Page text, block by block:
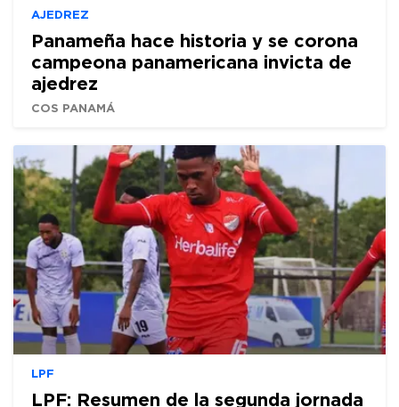
AJEDREZ
Panameña hace historia y se corona
campeona panamericana invicta de
ajedrez
COS PANAMÁ
LPF
LPF: Resumen de la segunda jornada